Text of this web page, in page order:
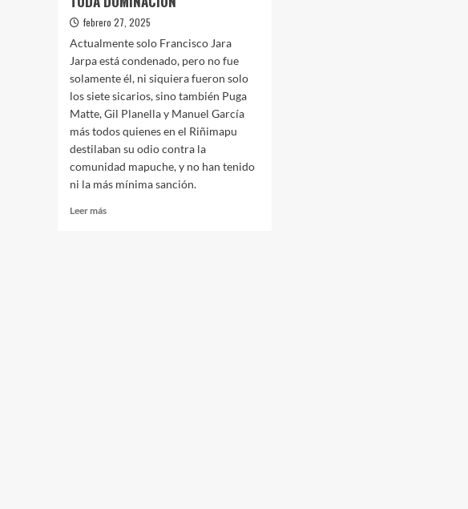
febrero 27, 2025
Actualmente solo Francisco Jara
Jarpa está condenado, pero no fue
solamente él, ni siquiera fueron solo
los siete sicarios, sino también Puga
Matte, Gil Planella y Manuel García
más todos quienes en el Riñimapu
destilaban su odio contra la
comunidad mapuche, y no han tenido
ni la más mínima sanción.
Leer másLeer